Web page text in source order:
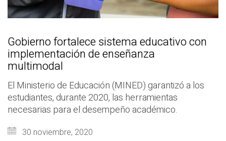
Gobierno fortalece sistema educativo con
implementación de enseñanza
multimodal
El Ministerio de Educación (MINED) garantizó a los
estudiantes, durante 2020, las herramientas
necesarias para el desempeño académico.
30 noviembre, 2020